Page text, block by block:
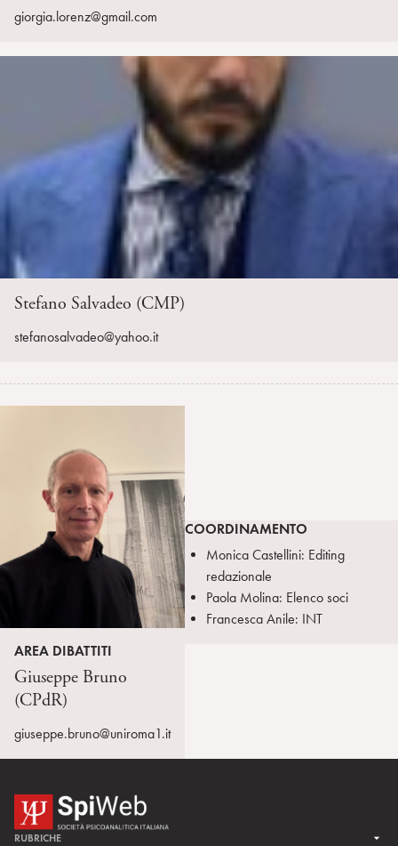
giorgia.lorenz@gmail.com
Stefano Salvadeo (CMP)
stefanosalvadeo@yahoo.it
AREA DIBATTITI
Giuseppe Bruno
(CPdR)
giuseppe.bruno@uniroma1.it
COORDINAMENTO
Monica Castellini: Editing
redazionale
Paola Molina: Elenco soci
Francesca Anile: INT
RUBRICHE